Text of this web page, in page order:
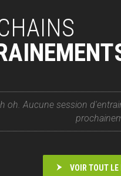
oh. Aucune session
VOIR TOUT